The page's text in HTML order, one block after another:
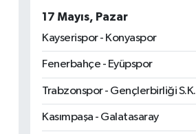
17 Mayıs, Pazar
Kayserispor - Konyaspor
Fenerbahçe - Eyüpspor
Trabzonspor - Gençlerbirliği S.K.
Kasımpaşa - Galatasaray